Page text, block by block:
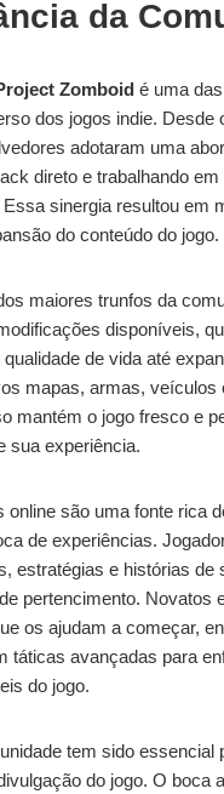
da
Zomboid é uma
dos jogos indie. Desde
adotaram uma
direto e trabalhando
sinergia resultou em
do conteúdo do jogo.
maiores trunfos da
disponíveis,
de vida até
mapas, armas, veículos
mantém o jogo fresco e
sua experiência.
online são uma fonte rica
de experiências.
estratégias e histórias de
pertencimento. Novatos
os ajudam a começar,
táticas avançadas para
do jogo.
tem sido essencial
do jogo. O boca